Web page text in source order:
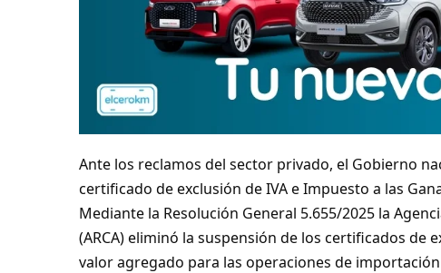
Ante los reclamos del sector privado, el Gobierno
certificado de exclusión de IVA e Impuesto a las
Mediante la Resolución General 5.655/2025 la
(ARCA) eliminó la suspensión de los certificados de
valor agregado para las operaciones de